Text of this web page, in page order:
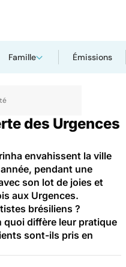
Famille Émissions
des Urgences
envahissent la ville
pendant une
son lot de joies et
aux Urgences.
brésiliens ?
quoi diffère leur pratique
sont-ils pris en